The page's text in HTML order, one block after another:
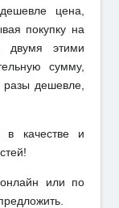
цена,
покупку на
двумя этими
сумму,
разы дешевле,
в качестве и
или по